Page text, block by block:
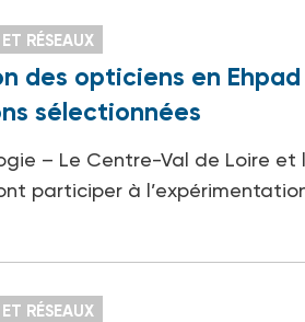
RÉSEAUX
des opticiens en Ehpad
sélectionnées
– Le Centre-Val de Loire et
participer à
RÉSEAUX